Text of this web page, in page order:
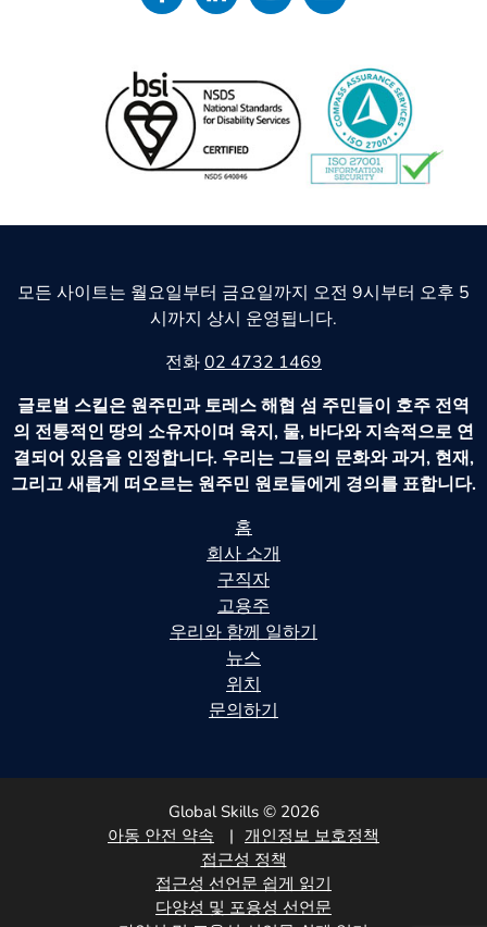
모든 사이트는 월요일부터 금요일까지 오전 9시부터 오후 5
시까지 상시 운영됩니다.
전화02 4732 1469
글로벌 스킬은 원주민과 토레스 해협 섬 주민들이 호주 전역
의 전통적인 땅의 소유자이며 육지, 물, 바다와 지속적으로 연
결되어 있음을 인정합니다. 우리는 그들의 문화와 과거, 현재,
그리고 새롭게 떠오르는 원주민 원로들에게 경의를 표합니다.
홈
회사 소개
구직자
고용주
우리와 함께 일하기
뉴스
위치
문의하기
Global Skills © 2026
아동 안전 약속
개인정보 보호정책
접근성 정책
접근성 선언문 쉽게 읽기
다양성 및 포용성 선언문